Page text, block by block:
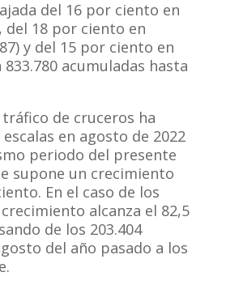
del 16 por ciento en
del 18 por ciento en
y del 15 por ciento en
acumuladas hasta
de cruceros ha
en agosto de 2022
periodo del presente
supone un crecimiento
En el caso de los
alcanza el 82,5
de los 203.404
del año pasado a los